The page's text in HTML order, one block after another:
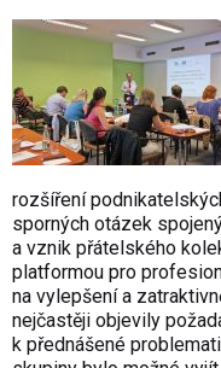
rozšíření
sporných otázek
a vznik přátelského
platformou pro
na vylepšení a
nejčastěji objevily
k přednášené